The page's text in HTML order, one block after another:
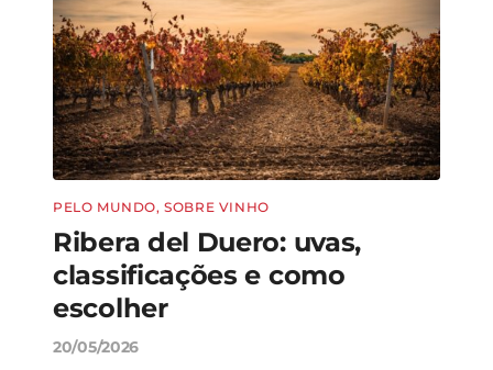
PELO MUNDO,SOBRE VINHO
Ribera del Duero: uvas,
classificações e como
escolher
20/05/2026